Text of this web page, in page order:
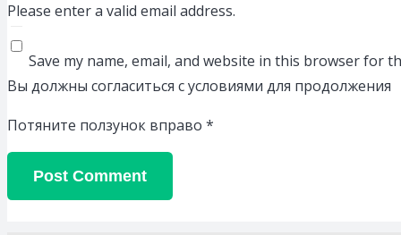
Please enter a valid email address.
Save my name, email, and website in this browser for
Вы должны согласиться с условиями для продолжения
Потяните ползунок вправо *
Post Comment